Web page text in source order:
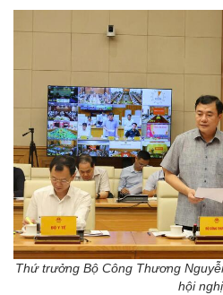
Thứ trưởng Bộ Công Thương
hội nghị